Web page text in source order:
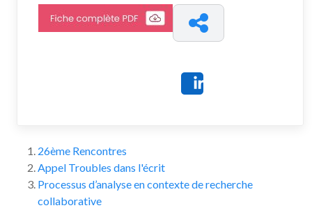
26ème Rencontres
Appel Troubles dans l'écrit
Processus d’analyse en contexte de recherche
collaborative